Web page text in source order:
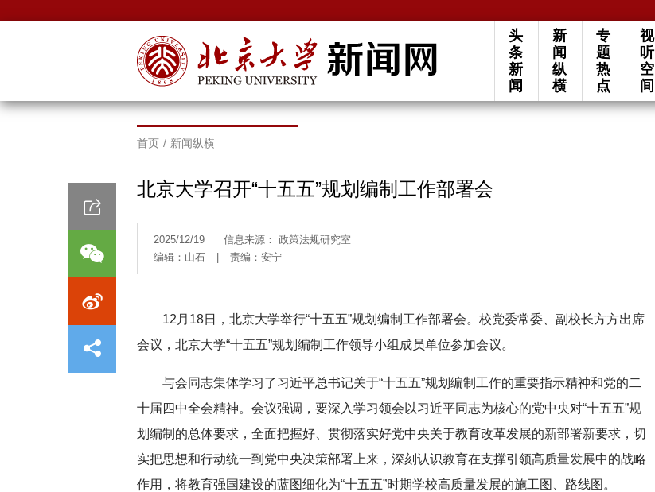
头
条
新
闻
新
闻
纵
横
专
题
热
点
视
听
空
间
首页 / 新闻纵横
北京大学召开“十五五”规划编制工作部署会
2025/12/19
信息来源： 政策法规研究室
编辑：山石
责编：安宁
12月18日，北京大学举行“十五五”规划编制工作部署会。校党委常委、副校长方方出席
会议，北京大学“十五五”规划编制工作领导小组成员单位参加会议。
与会同志集体学习了习近平总书记关于“十五五”规划编制工作的重要指示精神和党的二
十届四中全会精神。会议强调，要深入学习领会以习近平同志为核心的党中央对“十五五”规
划编制的总体要求，全面把握好、贯彻落实好党中央关于教育改革发展的新部署新要求，切
实把思想和行动统一到党中央决策部署上来，深刻认识教育在支撑引领高质量发展中的战略
作用，将教育强国建设的蓝图细化为“十五五”时期学校高质量发展的施工图、路线图。